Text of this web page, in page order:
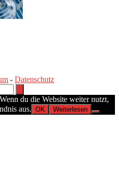
- Datenschutz
du die Website weiter nutzt,
aus. OK Weiterlesen